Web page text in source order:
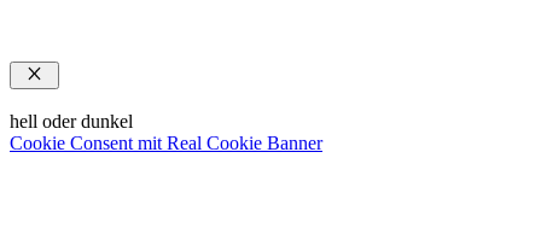
Schließen
hell oder dunkel
Cookie Consent mit Real Cookie Banner